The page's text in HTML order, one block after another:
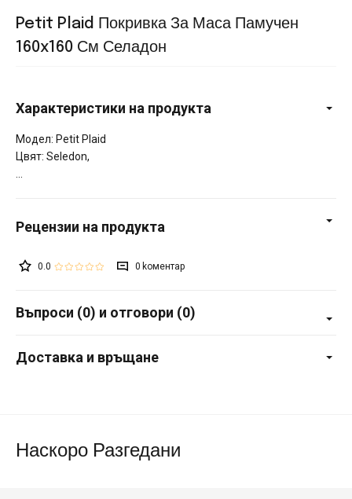
Petit Plaid Покривка За Маса Памучен
160x160 См Селадон
Характеристики на продукта
Модел: Petit Plaid
Цвят: Seledon,
0.0 0
Въпроси (0) и отговори (0)
Доставка и връщане
Наскоро Разгедани